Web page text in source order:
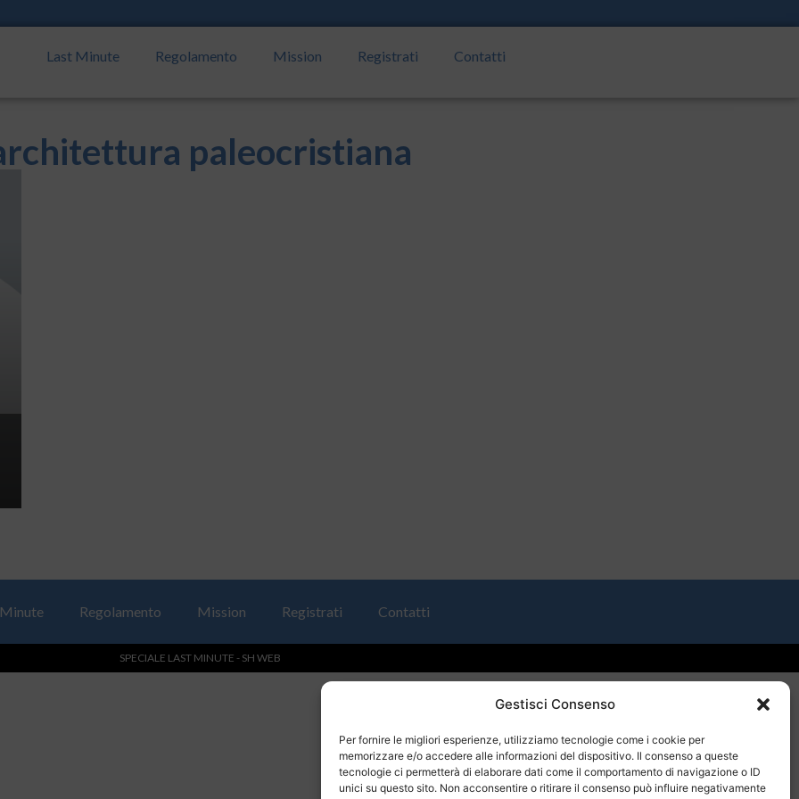
Gestisci Consenso
Per fornire le migliori esperienze, utilizziamo tecnologie come i cookie per
memorizzare e/o accedere alle informazioni del dispositivo. Il consenso a queste
tecnologie ci permetterà di elaborare dati come il comportamento di navigazione o ID
unici su questo sito. Non acconsentire o ritirare il consenso può influire negativamente
Last Minute Regolamento Mission Registrati Contatti
paleocristiana
Regolamento Mission Registrati Contatti
SPECIALE LAST MINUTE - SH WEB